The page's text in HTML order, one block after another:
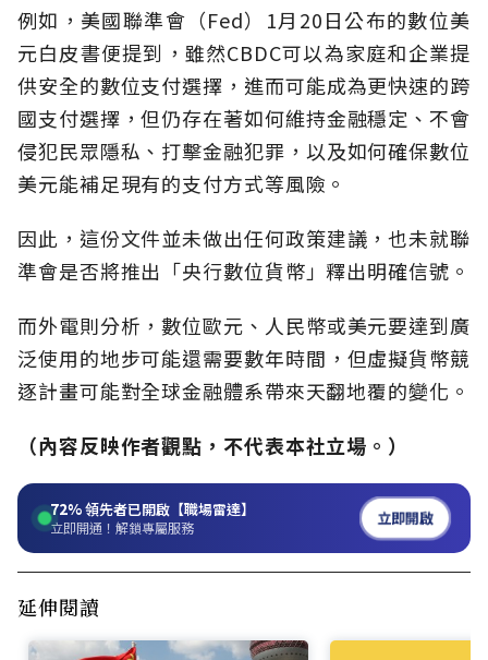
例如，美國聯準會（Fed）1月20日公布的數位美
元白皮書便提到，雖然CBDC可以為家庭和企業提
供安全的數位支付選擇，進而可能成為更快速的跨
國支付選擇，但仍存在著如何維持金融穩定、不會
侵犯民眾隱私、打擊金融犯罪，以及如何確保數位
美元能補足現有的支付方式等風險。
因此，這份文件並未做出任何政策建議，也未就聯
準會是否將推出「央行數位貨幣」釋出明確信號。
而外電則分析，數位歐元、人民幣或美元要達到廣
泛使用的地步可能還需要數年時間，但虛擬貨幣競
逐計畫可能對全球金融體系帶來天翻地覆的變化。
（內容反映作者觀點，不代表本社立場。）
72%領先者已開啟【職場雷達】
立即開通！解鎖專屬服務 立即開啟
延伸閱讀